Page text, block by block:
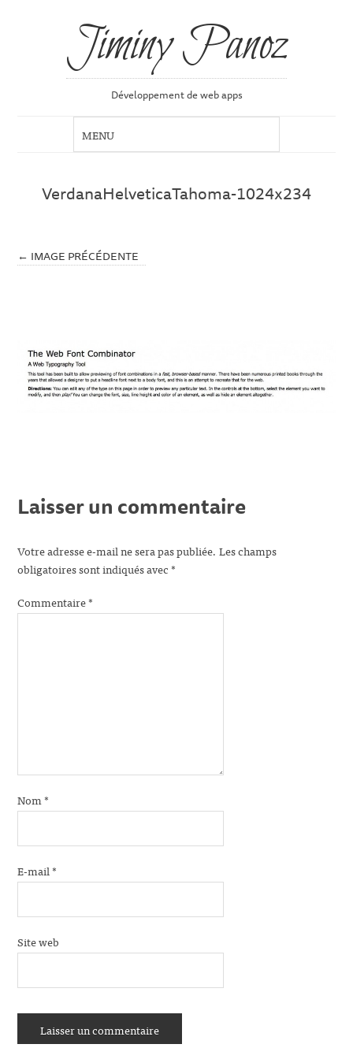
Jiminy Panoz
Développement de web apps
VerdanaHelveticaTahoma-1024x234
← IMAGE PRÉCÉDENTE
Laisser un commentaire
Votre adresse e-mail ne sera pas publiée. Les champs
obligatoires sont indiqués avec*
Commentaire*
Nom*
E-mail*
Site web